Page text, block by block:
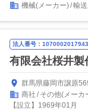
機械(メーカー) 輸
法人番号：1070002017943
有限会社桜井製
群馬県藤岡市譲原
商社
その他(メーカ
【設立】1969年01月